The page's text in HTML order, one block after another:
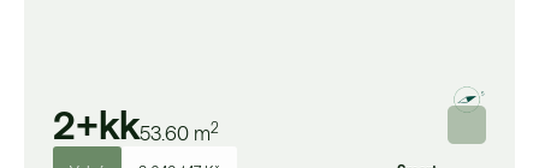
2+kk53.60 m2